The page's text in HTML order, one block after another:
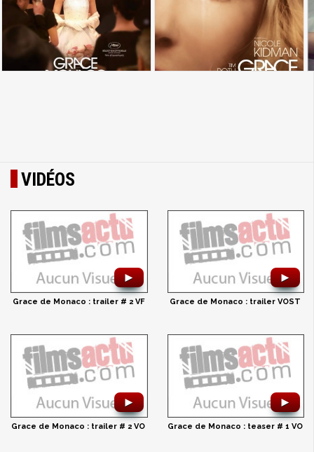
VIDÉOS
►
Grace de Monaco : trailer # 2 VF
►
Grace de Monaco : trailer VOST
►
Grace de Monaco : trailer # 2 VO
►
Grace de Monaco : teaser # 1 VO